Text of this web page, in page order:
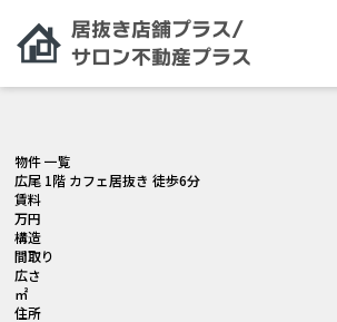
物件 一覧
広尾 1階 カフェ居抜き 徒歩6分
賃料
万円
構造
間取り
広さ
㎡
住所